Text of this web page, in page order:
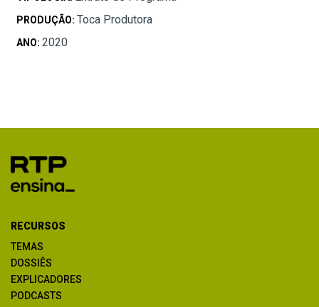
PRODUÇÃO: Toca Produtora
ANO: 2020
RECURSOS
TEMAS
DOSSIÊS
EXPLICADORES
PODCASTS